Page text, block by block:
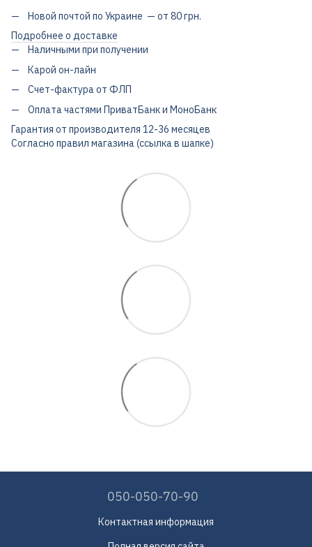
Новой почтой по Украине — от 80 грн.
Подробнее о доставке
Наличными при получении
Карой он-лайн
Счет-фактура от ФЛП
Оплата частями ПриватБанк и МоноБанк
Гарантия от производителя 12-36 месяцев
Согласно правил магазина (ссылка в шапке)
050-050-70-90
Контактная информация